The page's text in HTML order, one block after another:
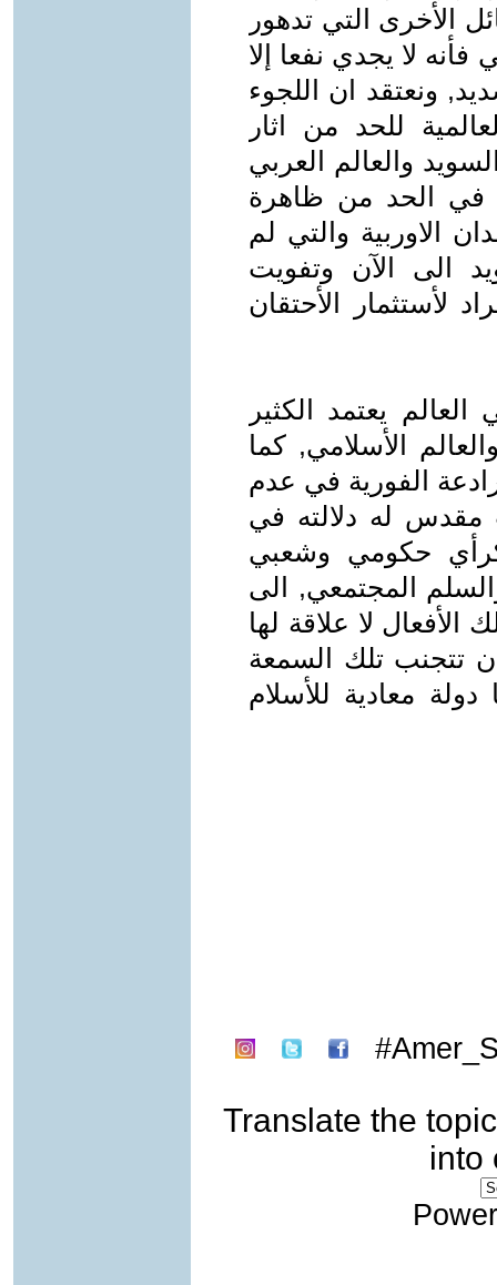
الأخرى التي تدهور
فأنه لا يجدي نفعا إلا
ونعتقد ان اللجوء
للحد من اثار
والعالم العربي
في الحد من ظاهرة
الاوربية والتي لم
الى الآن وتفويت
لأستثمار الأحتقان
يعتمد الكثير
الأسلامي, كما
الفورية في عدم
له دلالته في
حكومي وشعبي
المجتمعي, الى
لا علاقة لها
ان تتجنب تلك السمعة
دولة معادية للأسلام
Translate the topic
into